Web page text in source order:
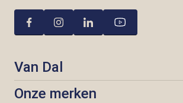
Van Dal
Onze merken